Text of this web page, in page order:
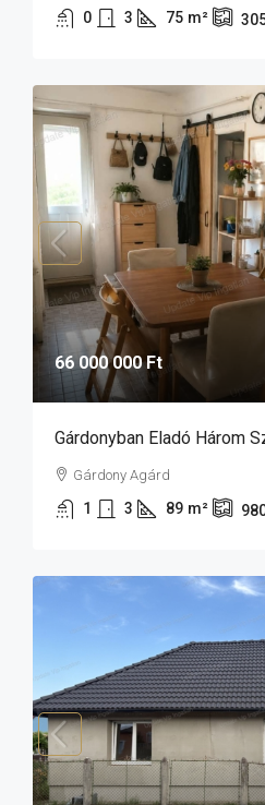
0 3 75 m²
66 000 000 Ft
Gárdonyban Eladó Három
Gárdony Agárd
1 3 89 m²